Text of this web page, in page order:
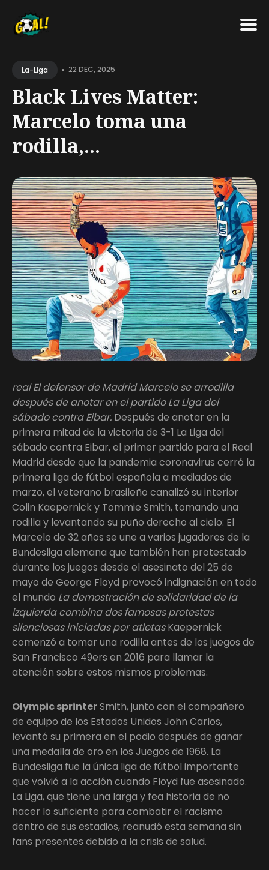
for
Blog
La-Liga • 22 DEC, 2025
Black Lives Matter:
Marcelo toma una
rodilla,...
realEl defensor de Madrid Marcelo se arrodilla
después de anotar en el partido La Liga del
sábado contra Eibar. Después de anotar en la
primera mitad de la victoria de 3-1 La Liga del
sábado contra Eibar, el primer partido para el Real
Madrid desde que la pandemia coronavirus cerró la
primera liga de fútbol española a mediados de
marzo, el veterano brasileño canalizó su interior
Colin Kaepernick y Tommie Smith, tomando una
rodilla y levantando su puño derecho al cielo: El
Marcelo de 32 años se une a varios jugadores de la
Bundesliga alemana que también han protestado
durante los juegos desde el asesinato del 25 de
mayo de George Floyd provocó indignación en todo
el mundo La demostración de solidaridad de la
izquierda combina dos famosas protestas
silenciosas iniciadas por atletasKaepernick
comenzó a tomar una rodilla antes de los juegos de
San Francisco 49ers en 2016 para llamar la
atención sobre estos mismos problemas.
Olympic sprinterSmith, junto con el compañero
de equipo de los Estados Unidos John Carlos,
levantó su primera en el podio después de ganar
una medalla de oro en los Juegos de 1968. La
Bundesliga fue la única liga de fútbol importante
que volvió a la acción cuando Floyd fue asesinado.
La Liga, que tiene una larga y fea historia de no
hacer lo suficiente para combatir el racismo
dentro de sus estadios, reanudó esta semana sin
fans presentes debido a la crisis de salud.